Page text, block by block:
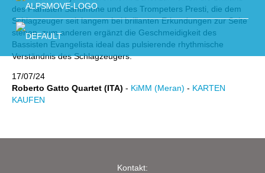
des Pianisten Santimone und des Trompeters Presti, die dem
Schlagzeuger seit langem bei brillanten Erkundungen zur Seite
stehen, zum anderen ergänzt die Geschmeidigkeit des
Bassisten Evangelista ideal das pulsierende rhythmische
Verständnis des Schlagzeugers.
17/07/24
Roberto Gatto Quartet (ITA) - KiMM (Meran) - KARTEN
KAUFEN
Kontakt: